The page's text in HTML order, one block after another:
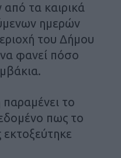
από τα καιρικά
ημερών
του Δήμου
φανεί πόσο
παραμένει το
πως το
εκτοξεύτηκε